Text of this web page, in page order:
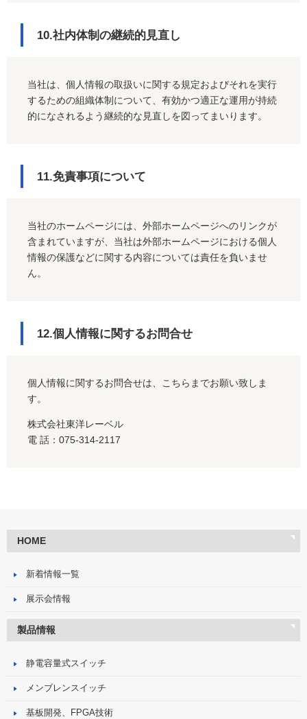
10.社内体制の継続的見直し
当社は、個人情報の取扱いに関する規定およびそれを実行
するための組織体制について、有効かつ適正な運用が持続
的になされるよう継続的な見直しを図ってまいります。
11.免責事項について
当社のホームページには、外部ホームページへのリンクが
含まれていますが、当社は外部ホームページにおける個人
情報の保護などに関する内容については責任を負いませ
ん。
12.個人情報に関するお問合せ
個人情報に関するお問合せは、こちらまでお願い致しま
す。
株式会社東洋レーベル
電 話：075-314-2117
HOME
新着情報一覧
展示会情報
製品情報
静電容量式スイッチ
メンブレンスイッチ
基板開発、FPGA技術